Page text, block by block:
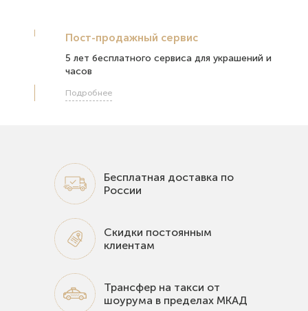
Пост-продажный сервис
5 лет бесплатного сервиса для украшений и
часов
Подробнее
Бесплатная доставка по
России
Скидки постоянным
клиентам
Трансфер на такси от
шоурума в пределах МКАД